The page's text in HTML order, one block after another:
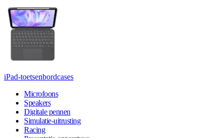
iPad-toetsenbordcases
Microfoons
Speakers
Digitale pennen
Simulatie-uitrusting
Racing